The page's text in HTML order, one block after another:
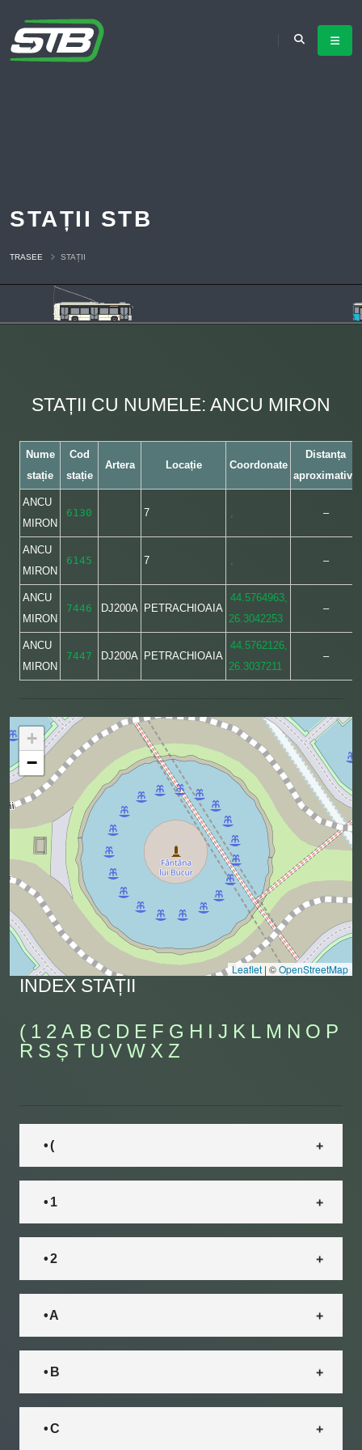
STAȚII STB
TRASEE STAȚII
STAȚII CU NUMELE: ANCU MIRON
Nume
stație
Cod
stație
Artera Locație Coordonate
Distanța
aproximativă
ANCU
MIRON
6130 7 , –
ANCU
MIRON
6145 7 , –
ANCU
MIRON
7446 DJ200A PETRACHIOAIA
44.5764963,
26.3042253
–
ANCU
MIRON
7447 DJ200A PETRACHIOAIA
44.5762126,
26.3037211
–
+
−
Leaflet | ©OpenStreetMap
INDEX STAȚII
( 1 2 A B C D E F G H I J K L M N O P
R S Ș T U V W X Z
• (
• 1
• 2
• A
• B
• C